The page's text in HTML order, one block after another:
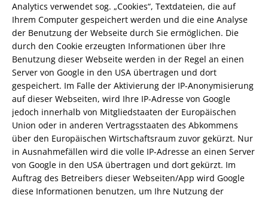
Analytics verwendet sog. „Cookies“, Textdateien, die auf
Ihrem Computer gespeichert werden und die eine Analyse
der Benutzung der Webseite durch Sie ermöglichen. Die
durch den Cookie erzeugten Informationen über Ihre
Benutzung dieser Webseite werden in der Regel an einen
Server von Google in den USA übertragen und dort
gespeichert. Im Falle der Aktivierung der IP-Anonymisierung
auf dieser Webseiten, wird Ihre IP-Adresse von Google
jedoch innerhalb von Mitgliedstaaten der Europäischen
Union oder in anderen Vertragsstaaten des Abkommens
über den Europäischen Wirtschaftsraum zuvor gekürzt. Nur
in Ausnahmefällen wird die volle IP-Adresse an einen Server
von Google in den USA übertragen und dort gekürzt. Im
Auftrag des Betreibers dieser Webseiten/App wird Google
diese Informationen benutzen, um Ihre Nutzung der